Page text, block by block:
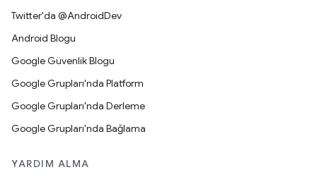
Twitter'da @AndroidDev
Android Blogu
Google Güvenlik Blogu
Google Grupları'nda Platform
Google Grupları'nda Derleme
Google Grupları'nda Bağlama
YARDIM ALMA